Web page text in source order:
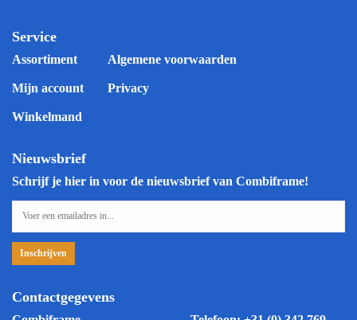
Service
Assortiment
Mijn account
Winkelmand
Algemene voorwaarden
Privacy
Nieuwsbrief
Schrijf je hier in voor de nieuwsbrief van Combiframe!
Contactgegevens